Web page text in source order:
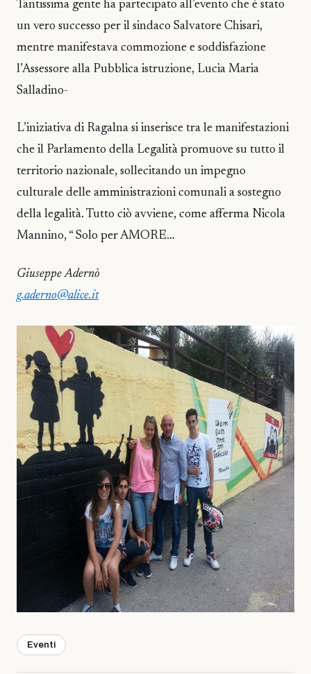
Tantissima gente ha partecipato all’evento che è stato
un vero successo per il sindaco Salvatore Chisari,
mentre manifestava commozione e soddisfazione
l’Assessore alla Pubblica istruzione, Lucia Maria
Salladino-
L’iniziativa di Ragalna si inserisce tra le manifestazioni
che il Parlamento della Legalità promuove su tutto il
territorio nazionale, sollecitando un impegno
culturale delle amministrazioni comunali a sostegno
della legalità. Tutto ciò avviene, come afferma Nicola
Mannino, “ Solo per AMORE…
Giuseppe Adernò
g.aderno@alice.it
Eventi